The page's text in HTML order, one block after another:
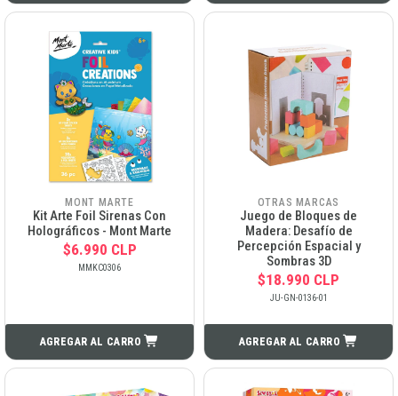
MONT MARTE
Kit Arte Foil Sirenas Con
Holográficos - Mont Marte
$6.990 CLP
MMKC0306
AGREGAR AL CARRO
OTRAS MARCAS
Juego de Bloques de
Madera: Desafío de
Percepción Espacial y
Sombras 3D
$18.990 CLP
JU-GN-0136-01
AGREGAR AL CARRO